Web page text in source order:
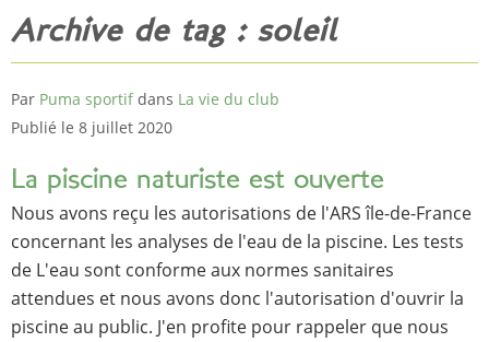
Archive de tag : soleil
Par Puma sportif dans La vie du club
Publié le 8 juillet 2020
La piscine naturiste est ouverte
Nous avons reçu les autorisations de l'ARS île-de-France
concernant les analyses de l'eau de la piscine. Les tests
de L'eau sont conforme aux normes sanitaires
attendues et nous avons donc l'autorisation d'ouvrir la
piscine au public. J'en profite pour rappeler que nous